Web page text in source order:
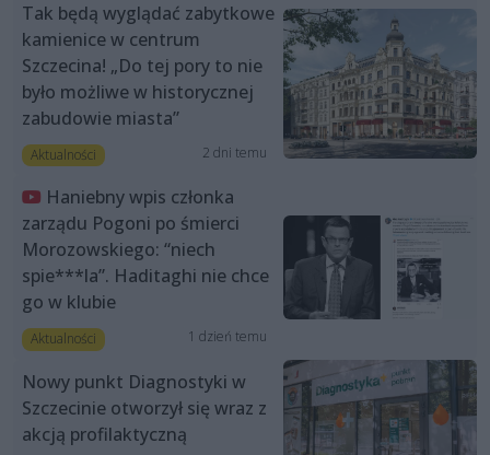
Tak będą wyglądać zabytkowe
kamienice w centrum
Szczecina! „Do tej pory to nie
było możliwe w historycznej
zabudowie miasta”
Aktualności 2 dni temu
Haniebny wpis członka
zarządu Pogoni po śmierci
Morozowskiego: “niech
spie***la”. Haditaghi nie chce
go w klubie
Aktualności 1 dzień temu
Nowy punkt Diagnostyki w
Szczecinie otworzył się wraz z
akcją profilaktyczną